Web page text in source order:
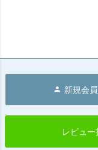
新規会
レビュ